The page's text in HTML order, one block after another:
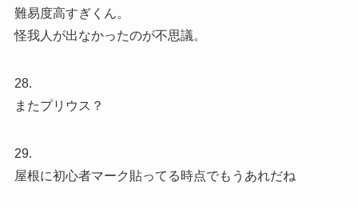
難易度高すぎくん。
怪我人が出なかったのが不思議。
28.
またプリウス？
29.
屋根に初心者マーク貼ってる時点でもうあれだね